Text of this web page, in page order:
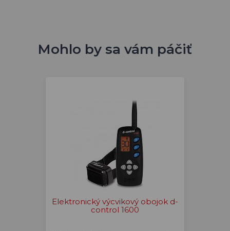
Mohlo by sa vám páčiť
Elektronický výcvikový obojok d-
control 1600